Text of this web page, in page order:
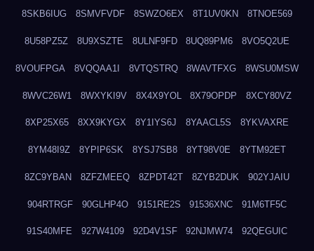
8SKB6IUG 8SMVFVDF 8SWZO6EX 8T1UV0KN 8TNOE569
8U58PZ5Z 8U9XSZTE 8ULNF9FD 8UQ89PM6 8VO5Q2UE
8VOUFPGA 8VQQAA1I 8VTQSTRQ 8WAVTFXG 8WSU0MSW
8WVC26W1 8WXYKI9V 8X4X9YOL 8X79OPDP 8XCY80VZ
8XP25X65 8XX9KYGX 8Y1IYS6J 8YAACL5S 8YKVAXRE
8YM48I9Z 8YPIP6SK 8YSJ7SB8 8YT98V0E 8YTM92ET
8ZC9YBAN 8ZFZMEEQ 8ZPDT42T 8ZYB2DUK 902YJAIU
904RTRGF 90GLHP4O 9151RE2S 91536XNC 91M6TF5C
91S40MFE 927W4109 92D4V1SF 92NJMW74 92QEGUIC